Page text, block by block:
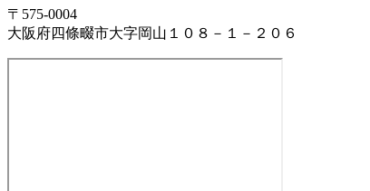
〒575-0004
大阪府四條畷市大字岡山１０８－１－２０６